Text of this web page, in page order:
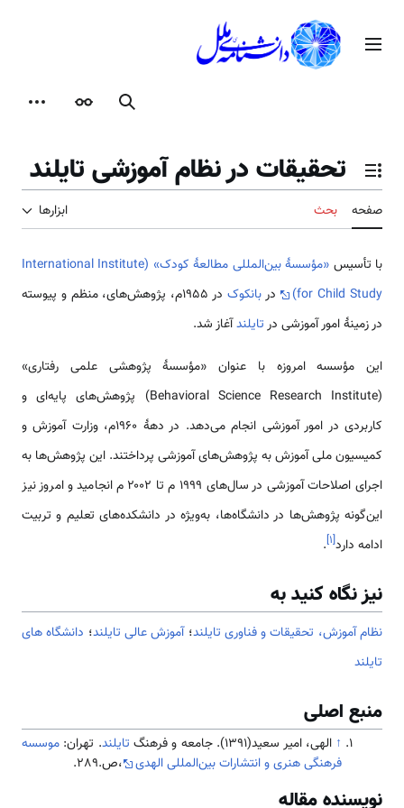
محتوامنوی اصلی
جستجوظاهر
تغییر وضعیت فهرست محتویات
تحقیقات در نظام آموزشی تایلند
صفحه بحث ابزارها
با تأسیس
«مؤسسهٔ بین‌المللی مطالعهٔ کودک» (International Institute
for Child Study)
دربانکوک
در ۱۹۵۵م، پژوهش‌های، منظم و پیوسته
در زمینهٔ امور آموزشی درتایلندآغاز شد.
این مؤسسه امروزه با عنوان «مؤسسهٔ پژوهشی علمی رفتاری»
(Behavioral Science Research Institute) پژوهش‌های پایه‌ای و
کاربردی در امور آموزشی انجام می‌دهد. در دههٔ ۱۹۶۰م، وزارت آموزش و
کمیسیون ملی آموزش به پژوهش‌های آموزشی پرداختند. این پژوهش‌ها به
اجرای اصلاحات آموزشی در سال‌های ۱۹۹۹ م تا ۲۰۰۲ م انجامید و امروز نیز
این‌گونه پژوهش‌ها در دانشگاه‌ها، به‌ویژه در دانشکده‌های تعلیم و تربیت
ادامه دارد[۱]
.
نیز نگاه کنید به
نظام آموزش، تحقیقات و فناوری تایلند؛آموزش عالی تایلند؛ دانشگاه های
تایلند
منبع اصلی
↑ الهی، امیر سعید(1391). جامعه و فرهنگ تایلند. تهران: موسسه
فرهنگی هنری و انتشارات بین‌المللی الهدی
،ص.289.
نویسنده مقاله